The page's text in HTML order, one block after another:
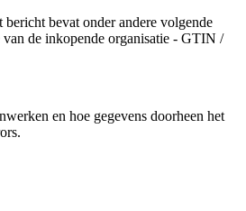
bevat onder andere volgende
de inkopende organisatie - GTIN /
en hoe gegevens doorheen het